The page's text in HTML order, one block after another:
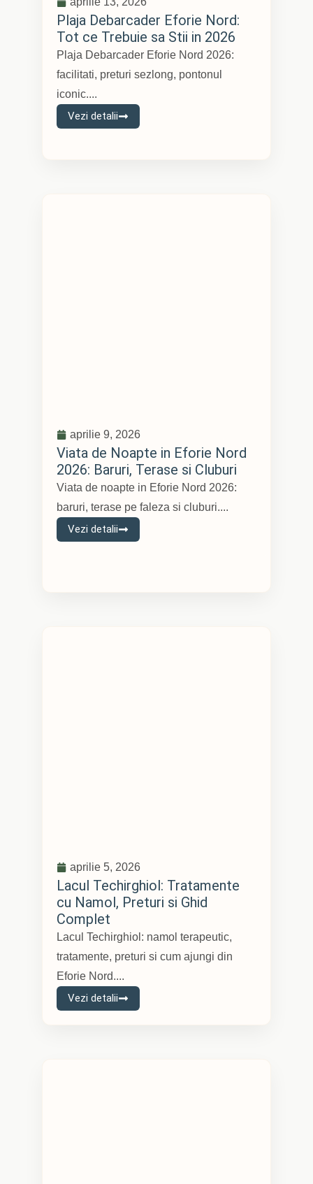
Plaja Debarcader Eforie Nord:
Tot ce Trebuie sa Stii in 2026
Plaja Debarcader Eforie Nord 2026:
facilitati, preturi sezlong, pontonul
iconic....
Vezi detalii
aprilie 9, 2026
Viata de Noapte in Eforie Nord
2026: Baruri, Terase si Cluburi
Viata de noapte in Eforie Nord 2026:
baruri, terase pe faleza si cluburi....
Vezi detalii
aprilie 5, 2026
Lacul Techirghiol: Tratamente
cu Namol, Preturi si Ghid
Complet
Lacul Techirghiol: namol terapeutic,
tratamente, preturi si cum ajungi din
Eforie Nord....
Vezi detalii